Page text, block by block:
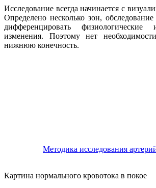
Исследование всегда начинается с
Определено несколько зон,
дифференцировать физиологические
изменения. Поэтому нет
нижнюю конечность.
Методика исследования
Картина нормального кровотока в покое